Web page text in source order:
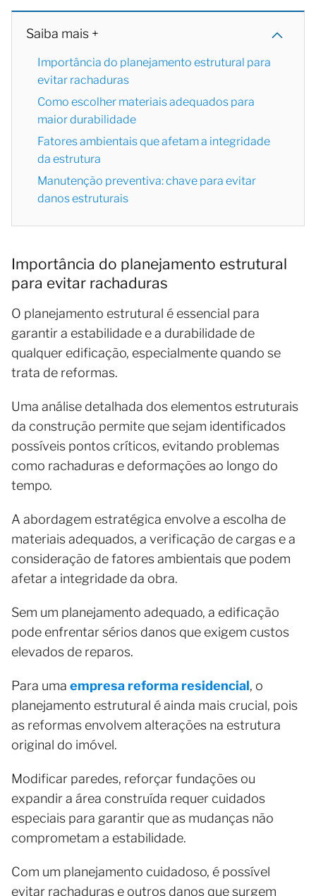
Saiba mais +
Importância do planejamento estrutural para
evitar rachaduras
Como escolher materiais adequados para
maior durabilidade
Fatores ambientais que afetam a integridade
da estrutura
Manutenção preventiva: chave para evitar
danos estruturais
Importância do planejamento estrutural
para evitar rachaduras
O planejamento estrutural é essencial para
garantir a estabilidade e a durabilidade de
qualquer edificação, especialmente quando se
trata de reformas.
Uma análise detalhada dos elementos estruturais
da construção permite que sejam identificados
possíveis pontos críticos, evitando problemas
como rachaduras e deformações ao longo do
tempo.
A abordagem estratégica envolve a escolha de
materiais adequados, a verificação de cargas e a
consideração de fatores ambientais que podem
afetar a integridade da obra.
Sem um planejamento adequado, a edificação
pode enfrentar sérios danos que exigem custos
elevados de reparos.
Para uma empresa reforma residencial, o
planejamento estrutural é ainda mais crucial, pois
as reformas envolvem alterações na estrutura
original do imóvel.
Modificar paredes, reforçar fundações ou
expandir a área construída requer cuidados
especiais para garantir que as mudanças não
comprometam a estabilidade.
Com um planejamento cuidadoso, é possível
evitar rachaduras e outros danos que surgem